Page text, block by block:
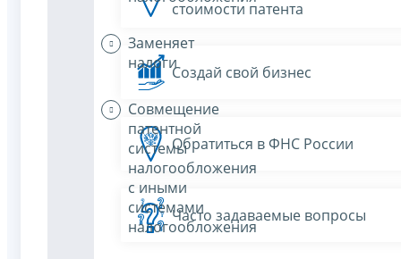
Заменяет
налоги
Совмещение
патентной
системы
налогообложения
с иными
системами
налогообложения
стоимости патента
Создай свой бизнес
Обратиться в ФНС России
Часто задаваемые вопросы